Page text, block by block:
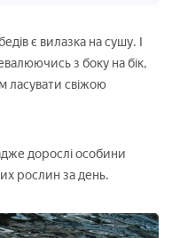
є вилазка на сушу. І
з боку на бік,
ласувати свіжою
дорослі особини
рослин за день.